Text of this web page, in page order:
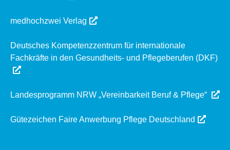
medhochzwei Verlag
Deutsches Kompetenzzentrum für internationale
Fachkräfte in den Gesundheits- und Pflegeberufen (DKF)
Landesprogramm NRW „Vereinbarkeit Beruf & Pflege“
Gütezeichen Faire Anwerbung Pflege Deutschland